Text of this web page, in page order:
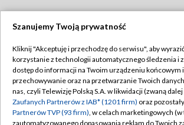
TVP
Abonament TVP
Emisja w TVP
Centrum informacji TVP
Regulamin TVP
Polityka prywatności
Moje zgody
Szanujemy Twoją prywatność
Kliknij "Akceptuję i przechodzę do serwisu", aby
korzystanie z technologii automatycznego śledzenia i
dostęp do informacji na Twoim urządzeniu końcowym
przechowywanie oraz na przetwarzanie Twoich
nas, czyli Telewizję Polską S.A. w likwidacji (zwaną dalej
Zaufanych Partnerów z IAB* (1201 firm) oraz
Partnerów TVP (93 firm), w celach marketingowych (w
zautomatyzowanego dopasowania reklam do Twoich